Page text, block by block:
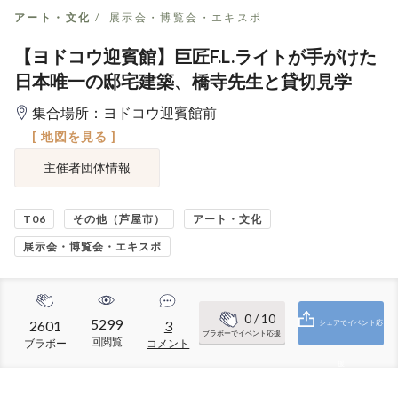
アート・文化 展示会・博覧会・エキスポ
【ヨドコウ迎賓館】巨匠F.L.ライトが手がけた
日本唯一の邸宅建築、橋寺先生と貸切見学
集合場所：ヨドコウ迎賓館前
[ 地図を見る ]
主催者団体情報
T06 その他（芦屋市） アート・文化
展示会・博覧会・エキスポ
2601
ブラボー
5299
回閲覧
3
コメント
0/ 10
ブラボーでイベント応援
シェアでイベント応